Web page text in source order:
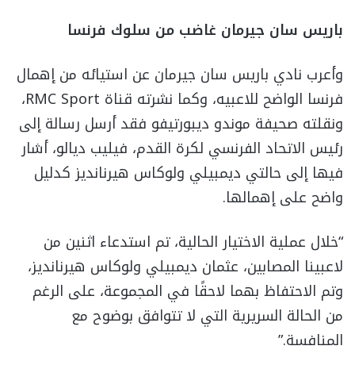
باريس سان جيرمان غاضب من سلوك فرنسا
وأعرب نادي باريس سان جيرمان عن استيائه من إهمال
فرنسا الواضح للاعبيه، وكما نشرته قناة RMC Sport،
ونقلته صحيفة موندو ديبورتيفو فقد أرسل رسالة إلى
رئيس الاتحاد الفرنسي لكرة القدم، فيليب ديالو، أشار
فيها إلى حالتي ديمبيلي ولوكاس هيرنانديز كدليل
واضح على إهمالها.
“خلال عملية الاختيار الحالية، تم استدعاء اثنين من
لاعبينا المصابين، عثمان ديمبيلي ولوكاس هيرنانديز،
وتم الاحتفاظ بهما لاحقًا في المجموعة، على الرغم
من الحالة السريرية التي لا تتوافق بوضوح مع
المنافسة.”